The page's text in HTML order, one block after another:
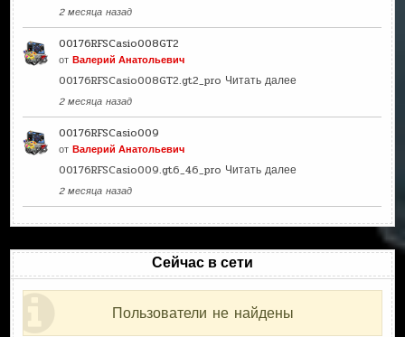
2 месяца назад
00176RFSCasio008GT2
отВалерий Анатольевич
00176RFSCasio008GT2.gt2_pro Читать далее
2 месяца назад
00176RFSCasio009
отВалерий Анатольевич
00176RFSCasio009.gt6_46_pro Читать далее
2 месяца назад
Сейчас в сети
Пользователи не найдены